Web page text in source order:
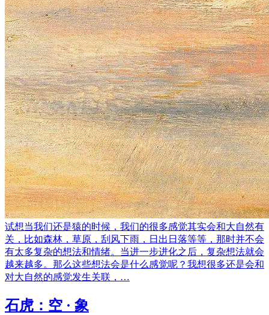
试想当我们还是猿的时候，我们的很多感觉其实会和大自然有
关，比如森林，草原，刮风下雨，日出日落等等，那时并不会
有太多复杂的想法和情绪。当进一步进化之后，复杂想法就会
越来越多。那么这些想法会是什么感觉呢？我想很多还是会和
对大自然的感觉发生关联，…
石虎：空 · 象